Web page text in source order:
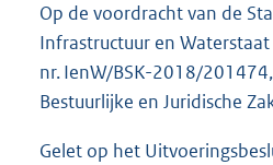
Op de voordracht van de
Infrastructuur en
nr. IenW/BSK-2018/
Bestuurlijke en Juridische
Gelet op het